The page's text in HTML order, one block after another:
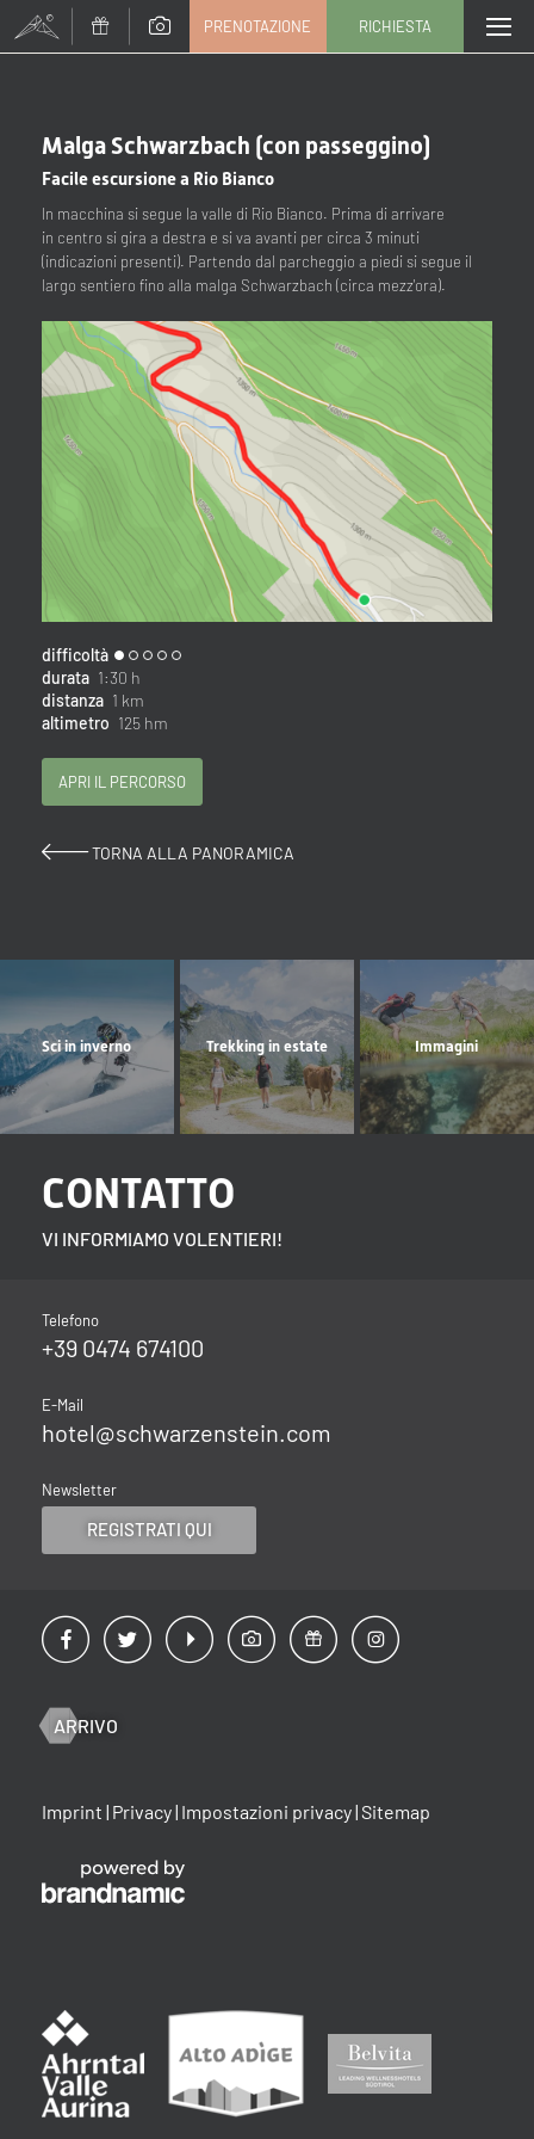
PRENOTAZIONE RICHIESTA
Malga Schwarzbach (con passeggino)
Facile escursione a Rio Bianco
In macchina si segue la valle di Rio Bianco. Prima di arrivare
in centro si gira a destra e si va avanti per circa 3 minuti
(indicazioni presenti). Partendo dal parcheggio a piedi si segue il
largo sentiero fino alla malga Schwarzbach (circa mezz'ora).
difficoltà
durata 1:30 h
distanza 1 km
altimetro 125 hm
APRI IL PERCORSO
TORNA ALLA PANORAMICA
Sci in inverno Trekking in estate Immagini
ARRIVO
Imprint | Privacy| Impostazioni privacy|Sitemap
CONTATTO
VI INFORMIAMO VOLENTIERI!
Telefono
+39 0474 674100
E-Mail
hotel@schwarzenstein.com
Newsletter
REGISTRATI QUI
Titolo
Famiglia Signor
Nome Cognome*
E-mail*
Consenso marketing*
*campi obbligatori
Invia